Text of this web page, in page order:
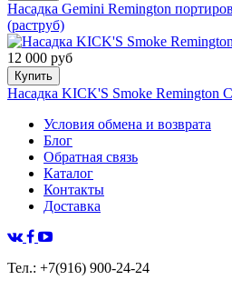
Насадка Gemini Remington
(раструб)
12 000 руб
Купить
Насадка KICK'S Smoke Remington
Условия обмена и возврата
Блог
Обратная связь
Каталог
Контакты
Доставка
Тел.: +7(916) 900-24-24